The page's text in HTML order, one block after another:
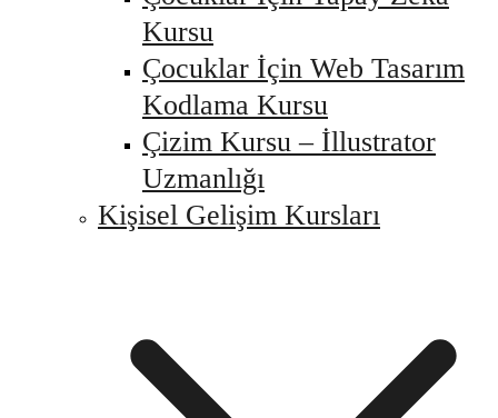
Kursu
Çocuklar İçin Web Tasarım
Kodlama Kursu
Çizim Kursu – İllustrator
Uzmanlığı
Kişisel Gelişim Kursları